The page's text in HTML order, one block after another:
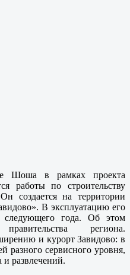
Шоша в рамках проекта
работы по строительству
создается на территории
В эксплуатацию его
следующего года. Об этом
региона.
и курорт Завидово: в
разного сервисного уровня,
и развлечений.